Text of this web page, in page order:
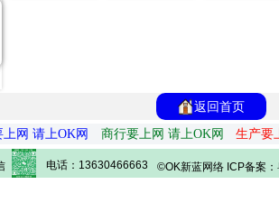
返回首页
上网 请上OK网 商行要上网 请上OK网 生产要
电话：13630466663 ©OK新蓝网络 ICP备案